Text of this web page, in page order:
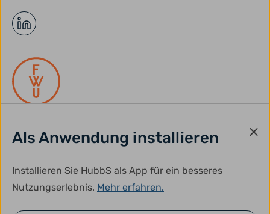
Als Anwendung installieren
Installieren Sie HubbS als App für ein besseres
Nutzungserlebnis. Mehr erfahren.
gefördert durch: